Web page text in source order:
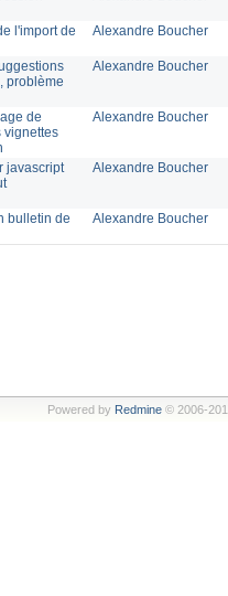
l'import de
Alexandre Boucher
problème
Alexandre Boucher
de
vignettes
Alexandre Boucher
javascript
Alexandre Boucher
bulletin de
Alexandre Boucher
Powered by Redmine© 2006-